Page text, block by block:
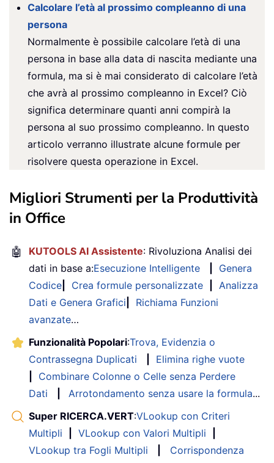
Calcolare l’età al prossimo compleanno di una
persona
Normalmente è possibile calcolare l’età di una
persona in base alla data di nascita mediante una
formula, ma si è mai considerato di calcolare l’età
che avrà al prossimo compleanno in Excel? Ciò
significa determinare quanti anni compirà la
persona al suo prossimo compleanno. In questo
articolo verranno illustrate alcune formule per
risolvere questa operazione in Excel.
Migliori Strumenti per la Produttività
in Office
🤖 KUTOOLS AI Assistente: Rivoluziona Analisi dei
dati in base a:Esecuzione Intelligente
Genera
Codice
Crea formule personalizzate
Analizza
Dati e Genera Grafici
Richiama Funzioni
avanzate…
Funzionalità Popolari:Trova, Evidenzia o
Contrassegna Duplicati
Elimina righe vuote
Combinare Colonne o Celle senza Perdere
Dati
Arrotondamento senza usare la formula...
Super RICERCA.VERT:VLookup con Criteri
Multipli
VLookup con Valori Multipli
VLookup tra Fogli Multipli
Corrispondenza